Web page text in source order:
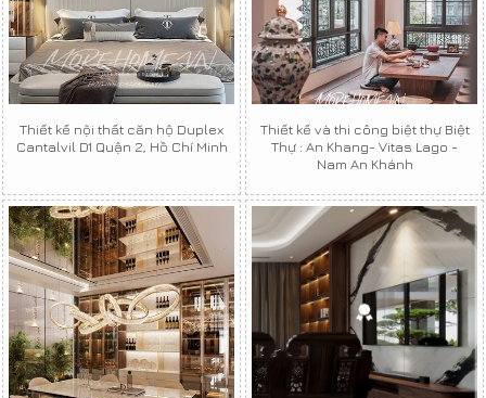
Thiết kế nội thất căn hộ Duplex
Cantalvil D1 Quận 2, Hồ Chí Minh
Thiết kế và thi công biệt thự Biệt
Thự : An Khang- Vitas Lago -
Nam An Khánh